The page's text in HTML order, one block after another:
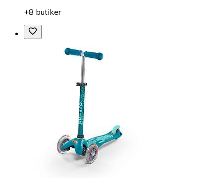
+8 butiker